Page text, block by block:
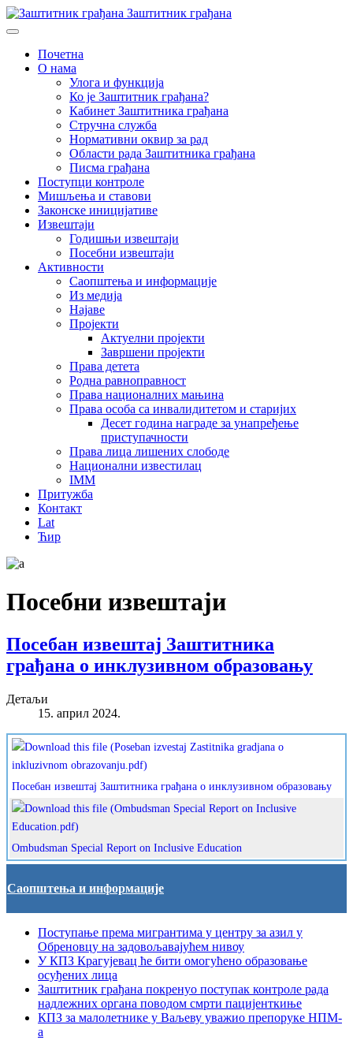
Заштитник грађана
Почетна
О нама
Улога и функција
Ко је Заштитник грађана?
Кабинет Заштитника грађана
Стручна служба
Нормативни оквир за рад
Области рада Заштитника грађана
Писма грађана
Поступци контроле
Мишљења и ставови
Законске иницијативе
Извештаји
Годишњи извештаји
Посебни извештаји
Активности
Саопштења и информације
Из медија
Најаве
Пројекти
Актуелни пројекти
Завршени пројекти
Права детета
Родна равноправност
Права националних мањина
Права особа са инвалидитетом и старијих
Десет година награде за унапређење
приступачности
Права лица лишених слободе
Национални известилац
IMM
Притужба
Контакт
Lat
Ћир
Посебни извештаји
Посебан извештај Заштитника
грађана о инклузивном образовању
Детаљи
15. април 2024.
Посебан извештај Заштитника грађана о инклузивном образовању
Ombudsman Special Report on Inclusive Education
Саопштења и информације
Поступање према мигрантима у центру за азил у
Обреновцу на задовољавајућем нивоу
У КПЗ Крагујевац ће бити омогућено образовање
осуђених лица
Заштитник грађана покренуо поступак контроле рада
надлежних органа поводом смрти пацијенткиње
КПЗ за малолетнике у Ваљеву уважио препоруке НПМ-
а